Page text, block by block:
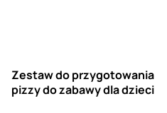
Zestaw do przygotowania
pizzy do zabawy dla dzieci